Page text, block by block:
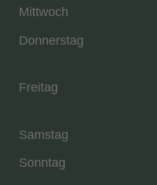
Mittwoch
Donnerstag
Freitag
Samstag
Sonntag